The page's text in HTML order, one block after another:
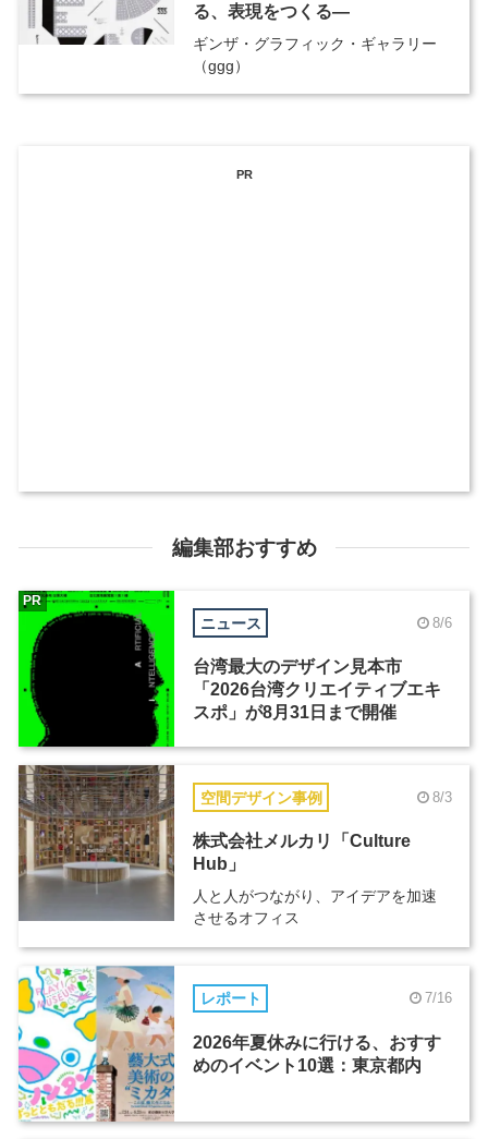
る、表現をつくる―
ギンザ・グラフィック・ギャラリー
（ggg）
PR
編集部おすすめ
ニュース 8/6
台湾最大のデザイン見本市
「2026台湾クリエイティブエキ
スポ」が8月31日まで開催
PR
空間デザイン事例 8/3
株式会社メルカリ「Culture
Hub」
人と人がつながり、アイデアを加速
させるオフィス
レポート 7/16
2026年夏休みに行ける、おすす
めのイベント10選：東京都内